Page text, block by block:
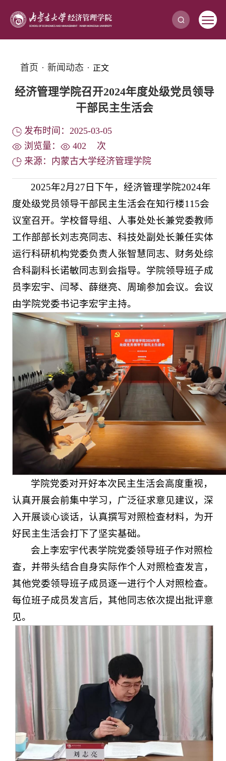
首页 · 新闻动态 · 正文
经济管理学院召开2024年度处级党员领导
干部民主生活会
发布时间：2025-03-05
浏览量：
402
次
来源：内蒙古大学经济管理学院
2025年2月27日下午，经济管理学院2024年
度处级党员领导干部民主生活会在知行楼115会
议室召开。学校督导组、人事处处长兼党委教师
工作部部长刘志亮同志、科技处副处长兼任实体
运行科研机构党委负责人张智慧同志、财务处综
合科副科长诺敏同志到会指导。学院领导班子成
员李宏宇、闫琴、薛继亮、周瑜参加会议。会议
由学院党委书记李宏宇主持。
学院党委对开好本次民主生活会高度重视，
认真开展会前集中学习，广泛征求意见建议，深
入开展谈心谈话，认真撰写对照检查材料，为开
好民主生活会打下了坚实基础。
会上李宏宇代表学院党委领导班子作对照检
查，并带头结合自身实际作个人对照检查发言，
其他党委领导班子成员逐一进行个人对照检查。
每位班子成员发言后，其他同志依次提出批评意
见。